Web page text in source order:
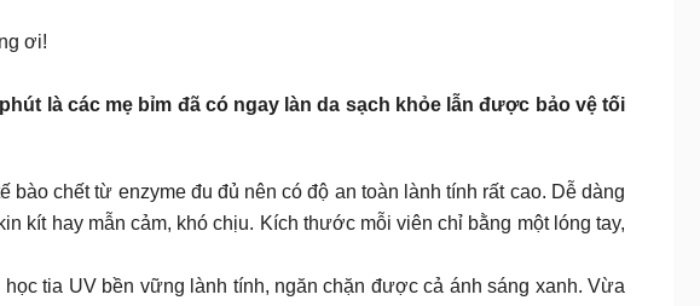
ơi!
là các mẹ bỉm đã có ngay làn da sạch khỏe lẫn được bảo vệ tối
chết từ enzyme đu đủ nên có độ an toàn lành tính rất cao. Dễ dàng
kít hay mẫn cảm, khó chịu. Kích thước mỗi viên chỉ bằng một lóng tay,
tia UV bền vững lành tính, ngăn chặn được cả ánh sáng xanh. Vừa